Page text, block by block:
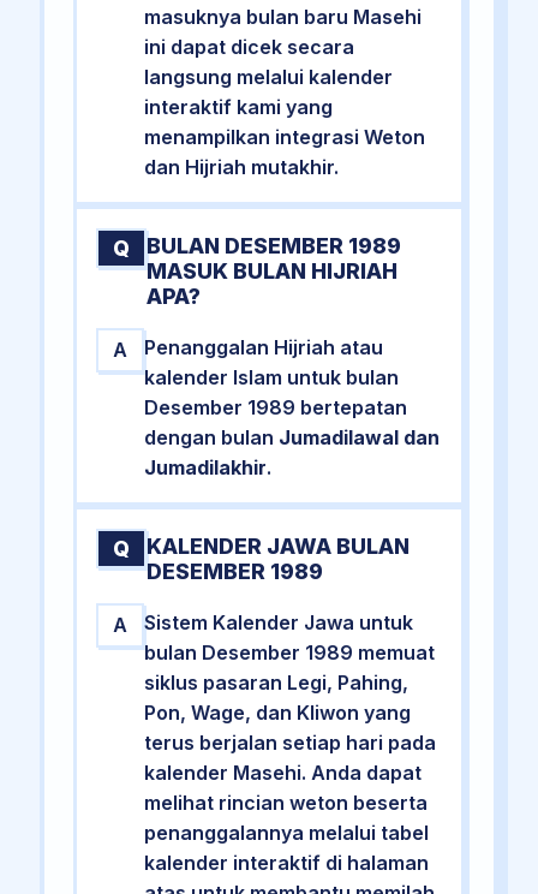
masuknya bulan baru Masehi
ini dapat dicek secara
langsung melalui kalender
interaktif kami yang
menampilkan integrasi Weton
dan Hijriah mutakhir.
Q
BULAN DESEMBER 1989
MASUK BULAN HIJRIAH
APA?
A
Penanggalan Hijriah atau
kalender Islam untuk bulan
Desember 1989 bertepatan
dengan bulan Jumadilawal dan
Jumadilakhir.
Q
KALENDER JAWA BULAN
DESEMBER 1989
A
Sistem Kalender Jawa untuk
bulan Desember 1989 memuat
siklus pasaran Legi, Pahing,
Pon, Wage, dan Kliwon yang
terus berjalan setiap hari pada
kalender Masehi. Anda dapat
melihat rincian weton beserta
penanggalannya melalui tabel
kalender interaktif di halaman